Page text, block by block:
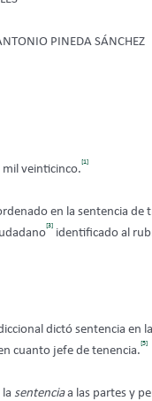
PINEDA SÁNCHEZ
veinticinco.
[1]
en la sentencia de
[3]
identificado al
dictó sentencia en
cuanto jefe de tenencia.
[5]
sentenciaa las partes y